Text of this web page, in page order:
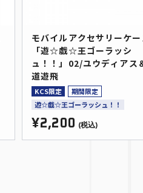
モバイルアクセサリーケー
「遊☆戯☆王ゴーラッシ
ュ！！」02/ユウディアス
道遊飛
KCS限定
期間限定
遊☆戯☆王ゴーラッシュ！！
¥2,200 (税込)